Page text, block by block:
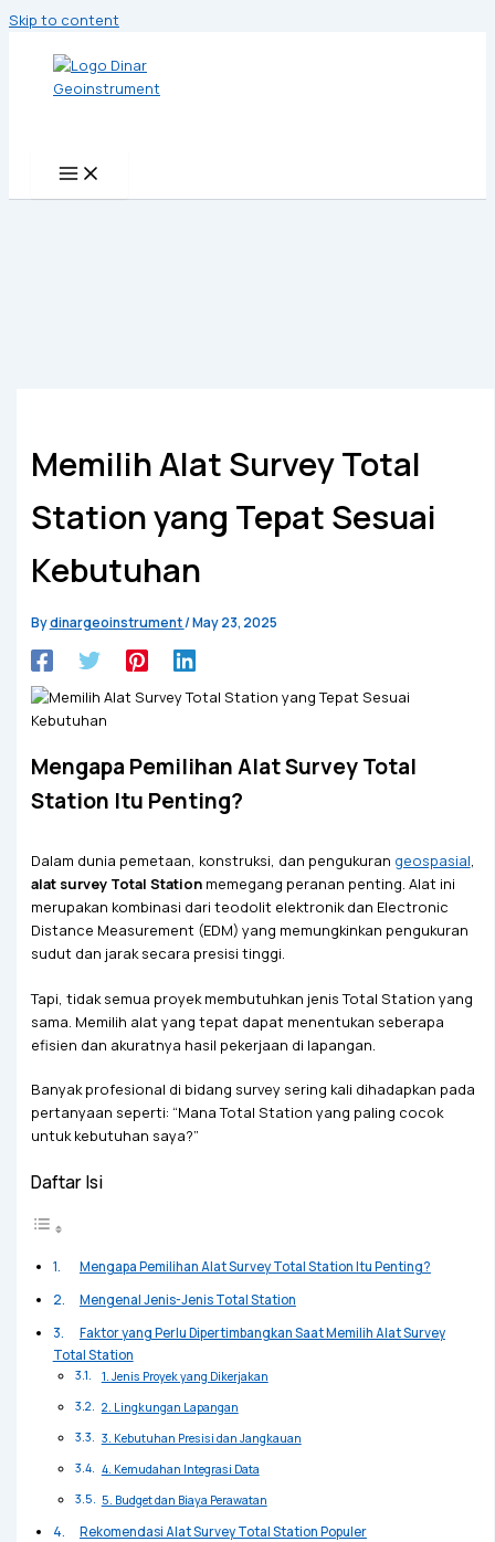
Skip to content
Memilih Alat Survey Total
Station yang Tepat Sesuai
Kebutuhan
Bydinargeoinstrument/May 23, 2025
Mengapa Pemilihan Alat Survey Total
Station Itu Penting?
Dalam dunia pemetaan, konstruksi, dan pengukuran geospasial,
alat survey Total Stationmemegang peranan penting. Alat ini
merupakan kombinasi dari teodolit elektronik dan Electronic
Distance Measurement (EDM) yang memungkinkan pengukuran
sudut dan jarak secara presisi tinggi.
Tapi, tidak semua proyek membutuhkan jenis Total Station yang
sama. Memilih alat yang tepat dapat menentukan seberapa
efisien dan akuratnya hasil pekerjaan di lapangan.
Banyak profesional di bidang survey sering kali dihadapkan pada
pertanyaan seperti: “Mana Total Station yang paling cocok
untuk kebutuhan saya?”
Daftar Isi
Mengapa Pemilihan Alat Survey Total Station Itu Penting?
Mengenal Jenis-Jenis Total Station
Faktor yang Perlu Dipertimbangkan Saat Memilih Alat Survey
Total Station
1. Jenis Proyek yang Dikerjakan
2. Lingkungan Lapangan
3. Kebutuhan Presisi dan Jangkauan
4. Kemudahan Integrasi Data
5. Budget dan Biaya Perawatan
Rekomendasi Alat Survey Total Station Populer